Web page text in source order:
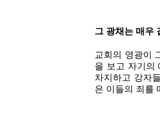
그 광채는 매우
교회의 영광이
을 보고 자기의
차지하고 강자
은 이들의 죄를